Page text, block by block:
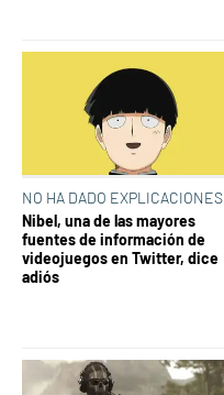
NO HA DADO EXPLICACIONES
Nibel, una de las mayores
fuentes de información de
videojuegos en Twitter, dice
adiós